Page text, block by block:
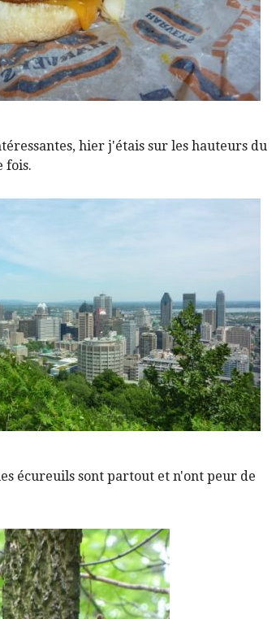
hier j'étais sur les hauteurs du
fois.
écureuils sont partout et n'ont peur de